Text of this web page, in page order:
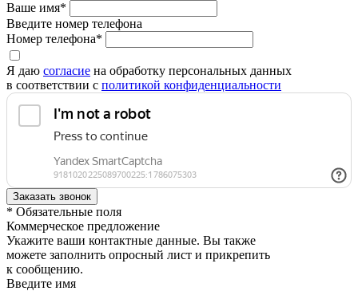
Ваше имя*
Введите номер телефона
Номер телефона*
Я даю согласие на обработку персональных данных
в соответствии с политикой конфиденциальности
* Обязательные поля
Коммерческое предложение
Укажите ваши контактные данные. Вы также
можете заполнить опросный лист и прикрепить
к сообщению.
Введите имя